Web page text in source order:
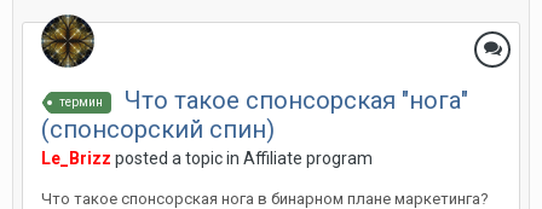
термин
Что такое спонсорская "нога"
(спонсорский спин)
Le_Brizz posted a topic in Affiliate program
Что такое спонсорская нога в бинарном плане маркетинга?